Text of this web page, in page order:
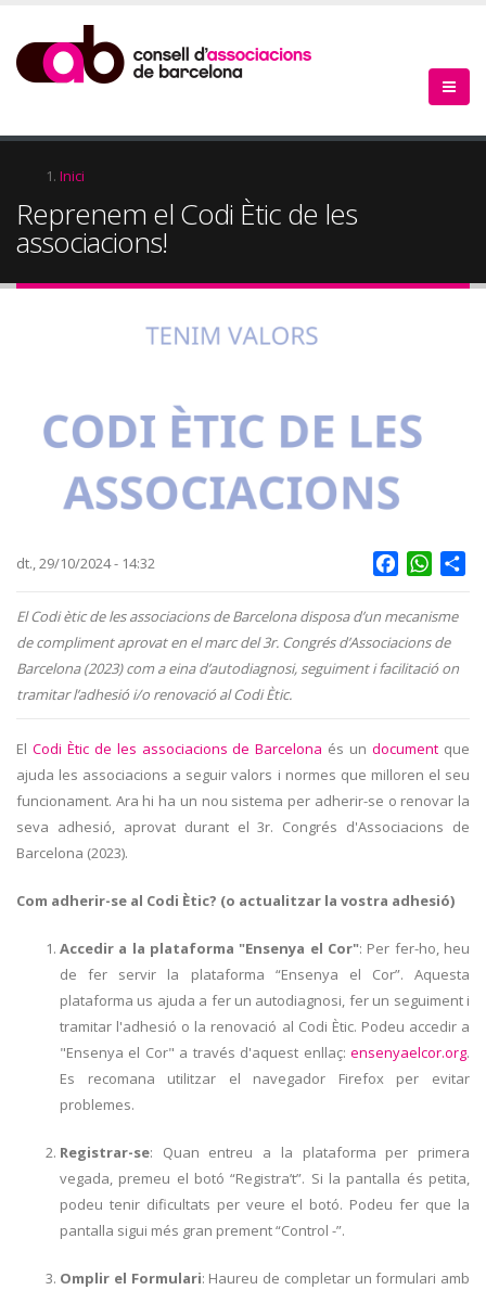
contingut
d'Ariadna
Inici
Reprenem el Codi Ètic de les
associacions!
dt., 29/10/2024 - 14:32 Facebook
El Codi ètic de les associacions de Barcelona disposa d’un mecanisme
de compliment aprovat en el marc del 3r. Congrés d’Associacions de
Barcelona (2023) com a eina d’autodiagnosi, seguiment i facilitació on
tramitar l’adhesió i/o renovació al Codi Ètic.
El Codi Ètic de les associacions de Barcelona és undocument que
ajuda les associacions a seguir valors i normes que milloren el seu
funcionament. Ara hi ha un nou sistema per adherir-se o renovar la
seva adhesió, aprovat durant el 3r. Congrés d'Associacions de
Barcelona (2023).
Com adherir-se al Codi Ètic? (o actualitzar la vostra adhesió)
Accedir a la plataforma "Ensenya el Cor": Per fer-ho, heu
de fer servir la plataforma “Ensenya el Cor”. Aquesta
plataforma us ajuda a fer un autodiagnosi, fer un seguiment i
tramitar l'adhesió o la renovació al Codi Ètic. Podeu accedir a
"Ensenya el Cor" a través d'aquest enllaç: ensenyaelcor.org.
Es recomana utilitzar el navegador Firefox per evitar
problemes.
Registrar-se: Quan entreu a la plataforma per primera
vegada, premeu el botó “Registra’t”. Si la pantalla és petita,
podeu tenir dificultats per veure el botó. Podeu fer que la
pantalla sigui més gran prement “Control -”.
Omplir el Formulari: Haureu de completar un formulari amb